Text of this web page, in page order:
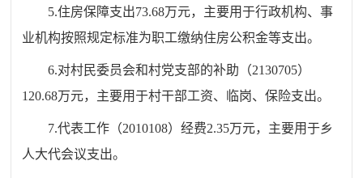
5.住房保障支出73.68万元，主要用于行政机构、事
业机构按照规定标准为职工缴纳住房公积金等支出。
6.对村民委员会和村党支部的补助（2130705）
120.68万元，主要用于村干部工资、临岗、保险支出。
7.代表工作（2010108）经费2.35万元，主要用于乡
人大代会议支出。